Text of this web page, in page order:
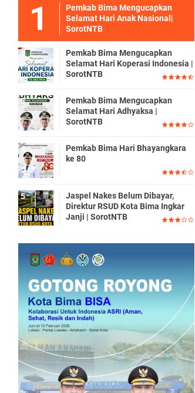
Pemkab Bima Mengucapkan
Selamat Hari Anak Nasional|
SorotNTB
Pemkab Bima Mengucapkan
Selamat Hari Koperasi Indonesia |
SorotNTB
Pemkab Bima Mengucapkan
Selamat Hari Adhyaksa |
SorotNTB
Pemkab Bima Hari Bhayangkara
ke 80
Jaspel Nakes Belum Dibayar,
Direktur RSUD Kota Bima Ingkar
Janji | SorotNTB